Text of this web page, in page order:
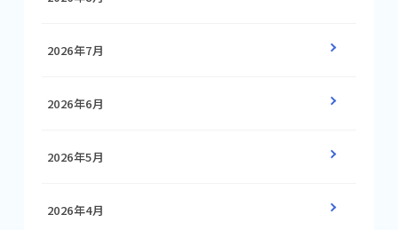
2026年7月
2026年6月
2026年5月
2026年4月